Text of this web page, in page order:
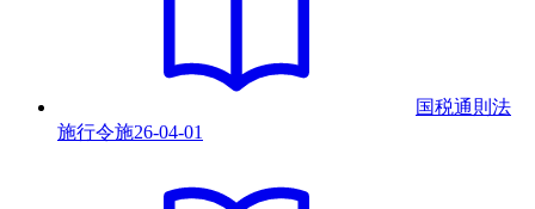
国税通則法
施行令施26-04-01